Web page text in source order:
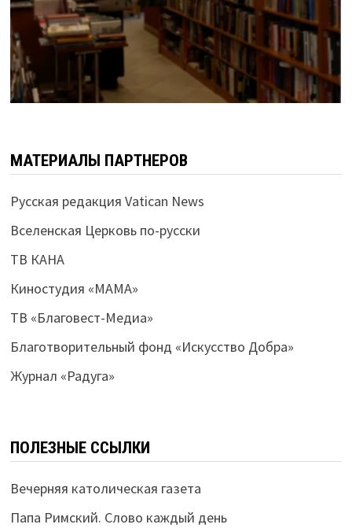
МАТЕРИАЛЫ ПАРТНЕРОВ
Русская редакция Vatican News
Вселенская Церковь по-русски
ТВ КАНА
Киностудия «МАМА»
ТВ «Благовест-Медиа»
Благотворительный фонд «Искусство Добра»
Журнал «Радуга»
ПОЛЕЗНЫЕ ССЫЛКИ
Вечерняя католическая газета
Папа Римский. Слово каждый день